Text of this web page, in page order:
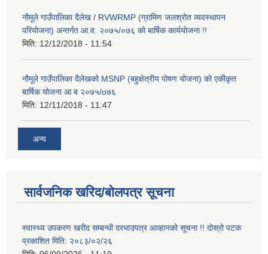
नौमूले गाउँपालिका दैलेख / RVWRMP (ग्रामिण जलश्रोत व्यवस्थापन
परियोजना) अन्तर्गत आ.व. २०७५/०७६ को बार्षिक कार्ययोजना !!
मिति: 12/12/2018 - 11:54
नौमूले गाउँपालिका दैलेखको MSNP (बहुक्षेत्रीय पोषण योजना) को एकीकृत
बार्षिक योजना आ ब २०७५/o७६
मिति: 12/11/2018 - 11:47
अन्य
सार्वजनिक खरिद/बोलपत्र सूचना
स्वास्थ्य उपकरण खरीद सम्बन्धी दरभाउपत्र आव्हानको सूचना !! दोस्रो पटक
प्रकाशित मिति: २०८३/०२/२६